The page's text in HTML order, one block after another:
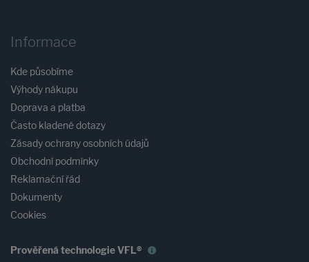
Informace
Kde působíme
Výhody nákupu
Doprava a platba
Často kladené dotazy
Zásady ochrany osobních údajů
Obchodní podmínky
Reklamační řád
Dokumenty
Cookies
Prověřená technologie VFL®